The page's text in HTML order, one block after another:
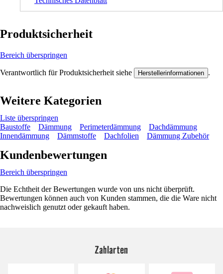
Produktsicherheit
Bereich überspringen
Verantwortlich für Produktsicherheit siehe Herstellerinformationen .
Weitere Kategorien
Liste überspringen
Baustoffe
Dämmung Perimeterdämmung
Dachdämmung
Innendämmung
Dämmstoffe Dachfolien Dämmung Zubehör
Kundenbewertungen
Bereich überspringen
Die Echtheit der Bewertungen wurde von uns nicht überprüft.
Bewertungen können auch von Kunden stammen, die die Ware nicht
nachweislich genutzt oder gekauft haben.
Zahlarten